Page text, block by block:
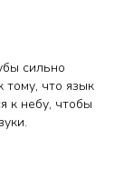
сильно
что язык
к небу, чтобы